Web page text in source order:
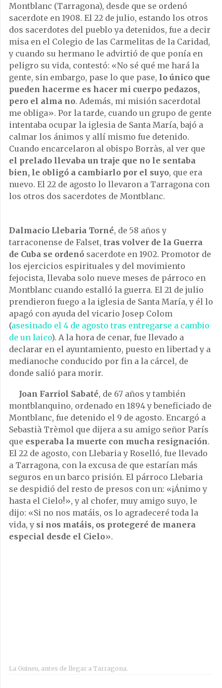
Montblanc (Tarragona), desde que se ordenó
sacerdote en 1908. El 22 de julio, estando los otros
dos sacerdotes del pueblo ya detenidos, fue a decir
misa en el Colegio de las Carmelitas de la Caridad,
y cuando su hermano le advirtió de que ponía en
peligro su vida, contestó: «No sé qué me hará la
gente, sin embargo, pase lo que pase, lo único que
pueden hacerme es hacer mi cuerpo pedazos,
pero el alma no. Además, mi misión sacerdotal
me obliga». Por la tarde, cuando un grupo de gente
intentaba ocupar la iglesia de Santa María, bajó a
calmar los ánimos y allí mismo fue detenido.
Cuando encarcelaron al obispo Borràs, al ver que
el prelado llevaba un traje que no le sentaba
bien, le obligó a cambiarlo por el suyo, que era
nuevo. El 22 de agosto lo llevaron a Tarragona con
los otros dos sacerdotes de Montblanc.
Dalmacio Llebaria Torné, de 58 años y
tarraconense de Falset, tras volver de la Guerra
de Cuba se ordenó sacerdote en 1902. Promotor de
los ejercicios espirituales y del movimiento
fejocista, llevaba solo nueve meses de párroco en
Montblanc cuando estalló la guerra. El 21 de julio
prendieron fuego a la iglesia de Santa María, y él lo
apagó con ayuda del vicario Josep Colom
(asesinado el 4 de agosto tras entregarse a cambio
de un laico). A la hora de cenar, fue llevado a
declarar en el ayuntamiento, puesto en libertad y a
medianoche conducido por fin a la cárcel, de
donde salió para morir.
Joan Farriol Sabaté, de 67 años y también
montblanquino, ordenado en 1894 y beneficiado de
Montblanc, fue detenido el 9 de agosto. Encargó a
Sebastià Trèmol que dijera a su amigo señor París
que esperaba la muerte con mucha resignación.
El 22 de agosto, con Llebaria y Roselló, fue llevado
a Tarragona, con la excusa de que estarían más
seguros en un barco prisión. El párroco Llebaria
se despidió del resto de presos con un: «¡Ánimo y
hasta el Cielo!», y al chofer, muy amigo suyo, le
dijo: «Si no nos matáis, os lo agradeceré toda la
vida, y si nos matáis, os protegeré de manera
especial desde el Cielo».
La Guineu, antes de llegar a Tarragona.